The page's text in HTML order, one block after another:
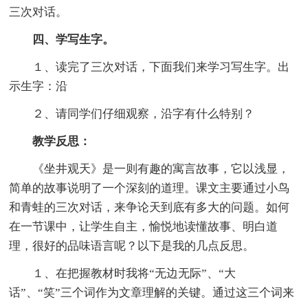
三次对话。
四、学写生字。
１、读完了三次对话，下面我们来学习写生字。出
示生字：沿
２、请同学们仔细观察，沿字有什么特别？
教学反思：
《坐井观天》是一则有趣的寓言故事，它以浅显，
简单的故事说明了一个深刻的道理。课文主要通过小鸟
和青蛙的三次对话，来争论天到底有多大的问题。如何
在一节课中，让学生自主，愉悦地读懂故事、明白道
理，很好的品味语言呢？以下是我的几点反思。
１、在把握教材时我将“无边无际”、“大
话”、“笑”三个词作为文章理解的关键。通过这三个词来